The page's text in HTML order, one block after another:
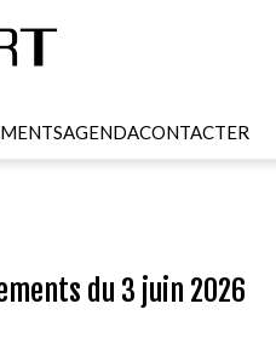
AGENDACONTACTER
du 3 juin 2026